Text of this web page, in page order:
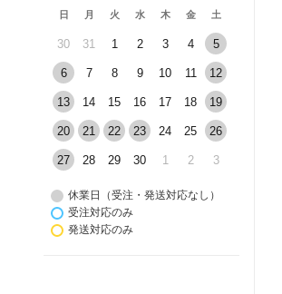
日 月 火 水 木 金 土
30 31 1 2 3 4 5
6 7 8 9 10 11 12
13 14 15 16 17 18 19
20 21 22 23 24 25 26
27 28 29 30 1 2 3
休業日（受注・発送対応なし）
受注対応のみ
発送対応のみ